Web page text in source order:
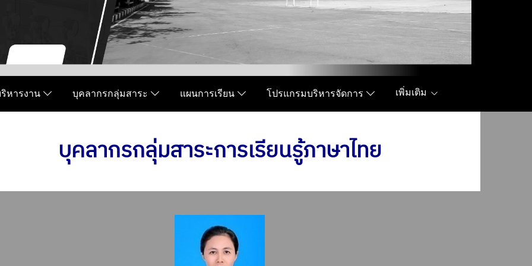
หารงาน บุคลากรกลุ่มสาระ แผนการเรียน โปรแกรมบริหารจัดการ เพิ่มเติม
บุคลากรกลุ่มสาระการเรียนรู้ภาษาไทย